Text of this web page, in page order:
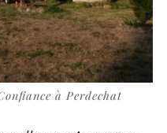
à Perdechat